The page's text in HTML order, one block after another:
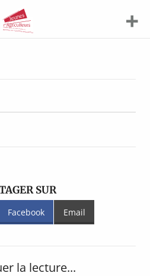
SUR
Facebook Email
la lecture...